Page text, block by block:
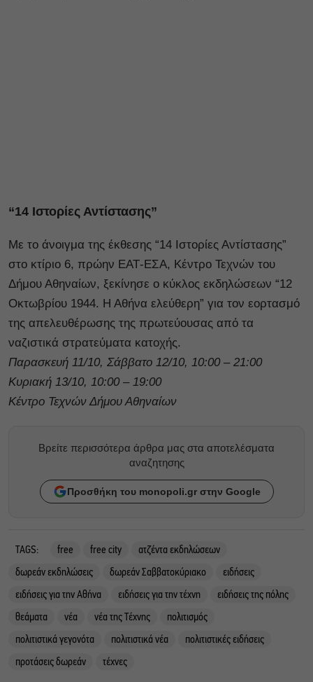
“14 Ιστορίες Αντίστασης”
Με το άνοιγμα της έκθεσης “14 Ιστορίες Αντίστασης”
στο κτίριο 6, πρώην ΕΑΤ-ΕΣΑ, Κέντρο Τεχνών του
Δήμου Αθηναίων, ξεκίνησε ο κύκλος εκδηλώσεων “12
Οκτωβρίου 1944. Η Αθήνα ελεύθερη” για τον εορτασμό
της απελευθέρωσης της πρωτεύουσας από τα
ναζιστικά στρατεύματα κατοχής.
Παρασκευή 11/10, Σάββατο 12/10, 10:00 – 21:00
Κυριακή 13/10, 10:00 – 19:00
Κέντρο Τεχνών Δήμου Αθηναίων
Βρείτε περισσότερα άρθρα μας στα αποτελέσματα
αναζητησης
Προσθήκη του monopoli.gr στην Google
TAGS: free free city
ατζέντα εκδηλώσεων
δωρεάν εκδηλώσεις
δωρεάν Σαββατοκύριακο
ειδήσεις
ειδήσεις για την Αθήνα
ειδήσεις για την τέχνη
ειδήσεις της πόλης
θεάματα
νέα νέα της Τέχνης
πολιτισμός
πολιτιστικά γεγονότα
πολιτιστικά νέα
πολιτιστικές ειδήσεις
προτάσεις δωρεάν
τέχνες